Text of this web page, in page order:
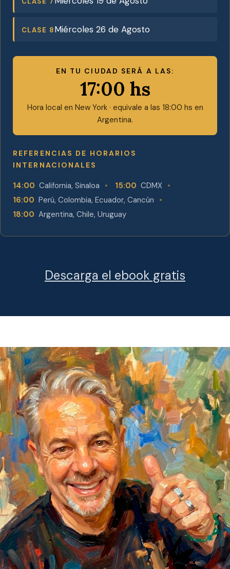
CLASE 8Miércoles 26 de Agosto
EN TU CIUDAD SERÁ A LAS:
17:00 hs
Hora local en New York · equivale a las 18:00 hs en
Argentina.
REFERENCIAS DE HORARIOS
INTERNACIONALES
14:00 California, Sinaloa 15:00 CDMX
16:00 Perú, Colombia, Ecuador, Cancún
18:00 Argentina, Chile, Uruguay
Descarga el ebook gratis